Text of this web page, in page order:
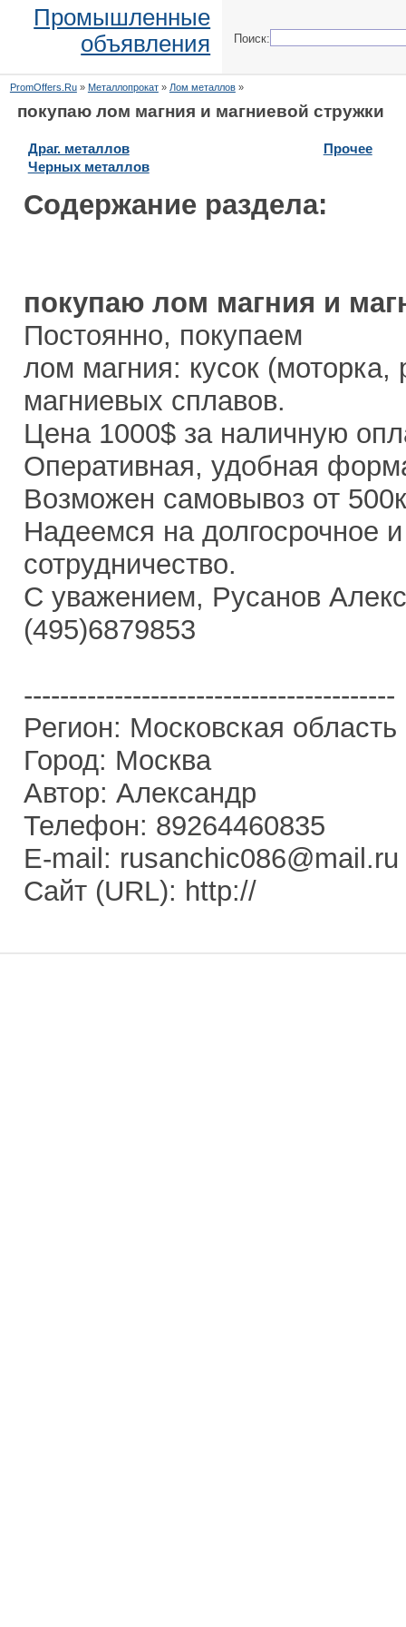
Промышленные
объявления
Поиск:
PromOffers.Ru» Металлопрокат» Лом металлов»
покупаю лом магния и магниевой стружки
Драг. металлов
Прочее
Черных металлов
Содержание раздела:
покупаю лом магния и
Постоянно, покупаем
лом магния: кусок (моторка,
магниевых сплавов.
Цена 1000$ за наличную
Оперативная, удобная
Возможен самовывоз от
Надеемся на долгосрочное
сотрудничество.
С уважением, Русанов
(495)6879853
-----------------------------------------
Регион: Московская область
Город: Москва
Автор: Александр
Телефон: 89264460835
E-mail: rusanchic086@mail.ru
Сайт (URL): http://